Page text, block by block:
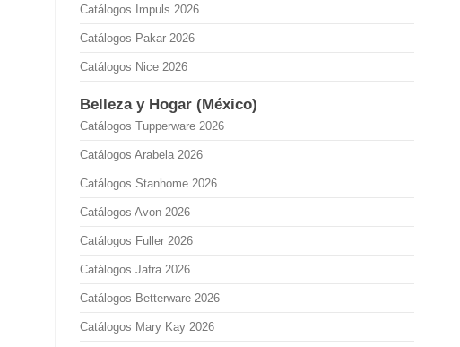
Catálogos Impuls 2026
Catálogos Pakar 2026
Catálogos Nice 2026
Belleza y Hogar (México)
Catálogos Tupperware 2026
Catálogos Arabela 2026
Catálogos Stanhome 2026
Catálogos Avon 2026
Catálogos Fuller 2026
Catálogos Jafra 2026
Catálogos Betterware 2026
Catálogos Mary Kay 2026